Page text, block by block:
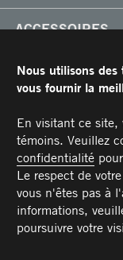
Carrières
X-Treme
Boîtes réfrigérées
Arctik
Réparation et
Pièces
ACCESSOIRES
Toits
Planchers
Barres d'attaches
Éclairages
Poignées
Pare-chocs
Rampes
Coffres
RESSOURCES
Garantie limitée de
Manuel du
NOUS JOINDRE
Téléphone : 514
Sans frais :1 877
Télécopieur :514
Pièces :
Service :
Ventes :
3600, boulevard
Laval (Québec) H7L
MEMBRE DE
Nous utilisons des
vous fournir la
En visitant ce site,
témoins. Veuillez
confidentialité
Le respect de
vous n'êtes pas à
informations,
poursuivre votre